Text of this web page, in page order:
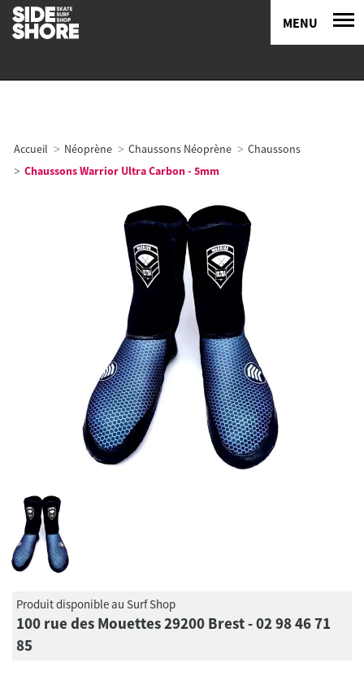
MENU
Accueil Néoprène Chaussons Néoprène
Chaussons
Chaussons Warrior Ultra Carbon - 5mm
Produit disponible au Surf Shop
100 rue des Mouettes 29200 Brest - 02 98 46 71
85